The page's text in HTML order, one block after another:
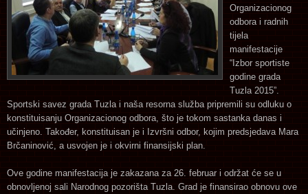
Organizacionog
odbora i radnih
tijela
manifestacije
“Izbor sportiste
godine grada
Tuzla 2015”.
Sportski savez grada Tuzla i naša resorna služba pripremili su odluku o
konstituisanju Organizacionog odbora, što je tokom sastanka danas i
učinjeno. Također, konstituisan je i Izvršni odbor, kojim predsjedava Mara
Brčaninović, a usvojen je i okvirni finansijski plan.
Ove godine manifestacija je zakazana za 26. februar i održat će se u
obnovljenoj sali Narodnog pozorišta Tuzla. Grad je finansirao obnovu ove